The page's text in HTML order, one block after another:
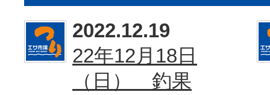
2022.12.19
22年12月18日
（日） 釣果